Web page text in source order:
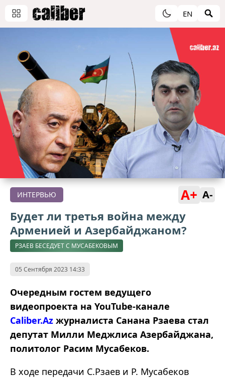
EN
ИНТЕРВЬЮ A+ A-
Будет ли третья война между
Арменией и Азербайджаном?
РЗАЕВ БЕСЕДУЕТ С МУСАБЕКОВЫМ
05 Сентября 2023 14:33
Очередным гостем ведущего
видеопроекта на YouTube-канале
Caliber.Az журналиста Санана Рзаева стал
депутат Милли Меджлиса Азербайджана,
политолог Расим Мусабеков.
В ходе передачи С.Рзаев и Р. Мусабеков